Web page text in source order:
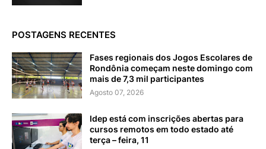
POSTAGENS RECENTES
Fases regionais dos Jogos Escolares de
Rondônia começam neste domingo com
mais de 7,3 mil participantes
Agosto 07, 2026
Idep está com inscrições abertas para
cursos remotos em todo estado até
terça – feira, 11